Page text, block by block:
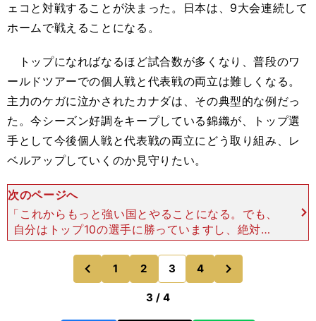
ェコと対戦することが決まった。日本は、9大会連続して
ホームで戦えることになる。
トップになればなるほど試合数が多くなり、普段のワ
ールドツアーでの個人戦と代表戦の両立は難しくなる。
主力のケガに泣かされたカナダは、その典型的な例だっ
た。今シーズン好調をキープしている錦織が、トップ選
手として今後個人戦と代表戦の両立にどう取り組み、レ
ベルアップしていくのか見守りたい。
次のページへ
「これからもっと強い国とやることになる。でも、
自分はトップ10の選手に勝っていますし、絶対チ
ャンスはあると思う。僕自身はもちろん、チーム全
員が強くなれれば、もっともっと上にいけると思
う」 WG準々
前
のページへ
1 2 3 4
のページへ
3 / 4